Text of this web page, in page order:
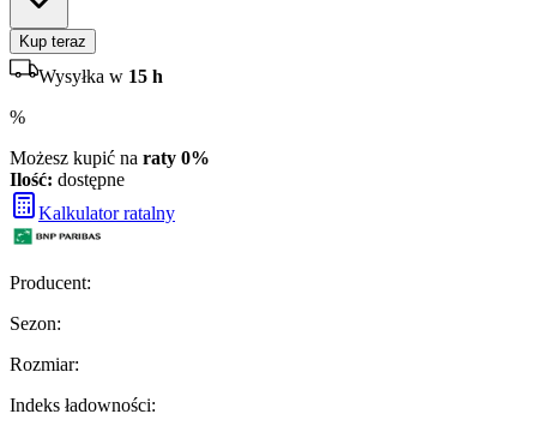
Kup teraz
Wysyłka w 15 h
%
Możesz kupić na raty 0%
Ilość: dostępne
Kalkulator ratalny
Producent:
Sezon:
Rozmiar:
Indeks ładowności: